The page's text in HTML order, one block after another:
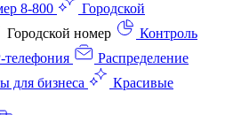
8-800
Городской
Городской номер
Контроль
телефония
Распределение
для бизнеса
Красивые